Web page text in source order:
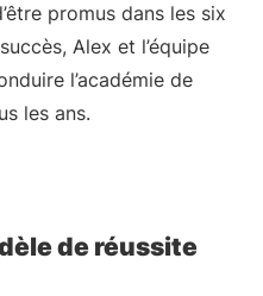
promus dans les six
Alex et l’équipe
l’académie de
les ans.
de réussite